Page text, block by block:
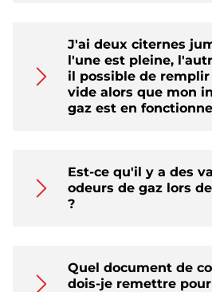
J'ai deux citernes
l'une est pleine,
il possible de
vide alors que mon
gaz est en
Est-ce qu'il y a des
odeurs de gaz lors
?
Quel document de
dois-je remettre